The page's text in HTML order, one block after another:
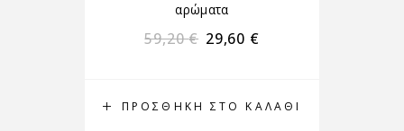
ΠΡΟΣΘΉΚΗ ΣΤΟ ΚΑΛΆΘΙ
αρώματα
59,20€ 29,60 €